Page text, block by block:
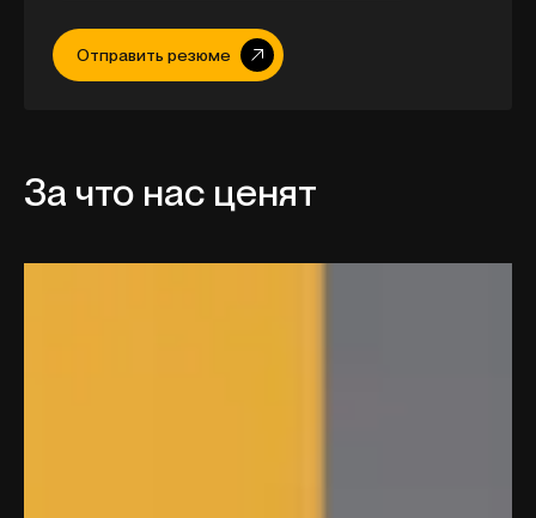
Отправить резюме
За что нас ценят